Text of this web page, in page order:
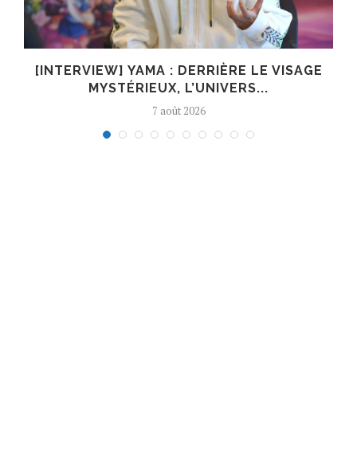
[INTERVIEW] YAMA : DERRIÈRE LE VISAGE
MYSTÉRIEUX, L’UNIVERS...
7 août 2026